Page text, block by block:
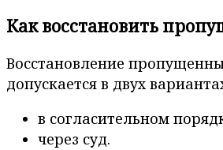
Как восстановить
Восстановление
допускается в двух
в согласительном
через суд.